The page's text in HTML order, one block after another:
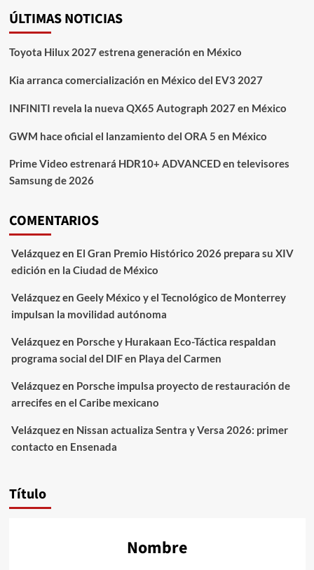
ÚLTIMAS NOTICIAS
Toyota Hilux 2027 estrena generación en México
Kia arranca comercialización en México del EV3 2027
INFINITI revela la nueva QX65 Autograph 2027 en México
GWM hace oficial el lanzamiento del ORA 5 en México
Prime Video estrenará HDR10+ ADVANCED en televisores
Samsung de 2026
COMENTARIOS
Velázquezen El Gran Premio Histórico 2026 prepara su XIV
edición en la Ciudad de México
Velázquezen Geely México y el Tecnológico de Monterrey
impulsan la movilidad autónoma
Velázquezen Porsche y Hurakaan Eco-Táctica respaldan
programa social del DIF en Playa del Carmen
Velázquezen Porsche impulsa proyecto de restauración de
arrecifes en el Caribe mexicano
Velázquezen Nissan actualiza Sentra y Versa 2026: primer
contacto en Ensenada
Título
Nombre